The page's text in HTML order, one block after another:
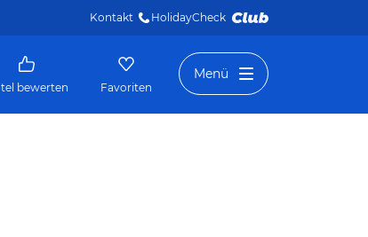
Kontakt HolidayCheck
bewerten Favoriten
Menü